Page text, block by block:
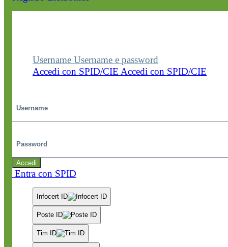
Username Username e password
Accedi con SPID/CIE Accedi con SPID/CIE
Accedi
Entra con SPID
Infocert ID
Poste ID
Tim ID